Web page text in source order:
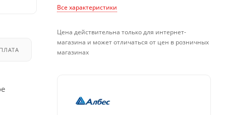
Все характеристики
Цена действительна только для интернет-
магазина и может отличаться от цен в розничных
магазинах